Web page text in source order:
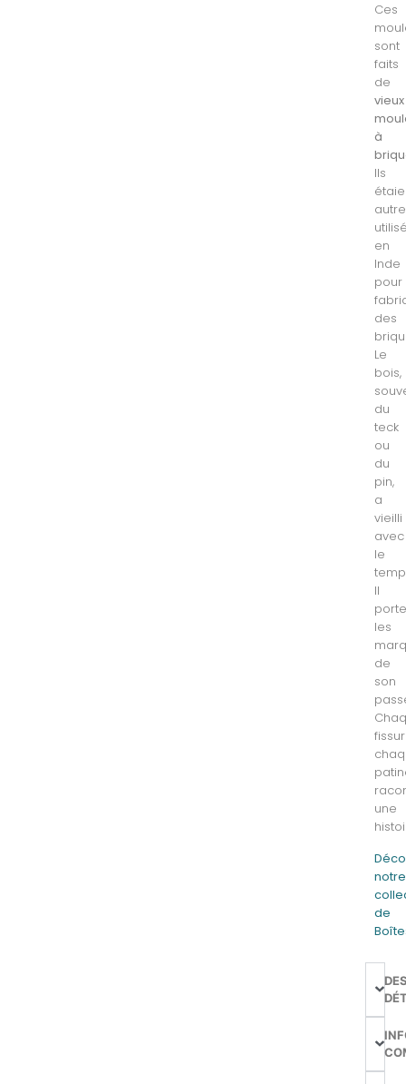
Ces
sont
faits
de
vieux
à
Ils
en
Inde
pour
des
Le
bois,
du
teck
ou
du
pin,
a
vieilli
avec
le
Il
les
de
son
une
notre
de